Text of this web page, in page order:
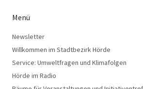
Menü
Newsletter
Willkommen im Stadtbezirk Hörde
Service: Umweltfragen und Klimafolgen
Hörde im Radio